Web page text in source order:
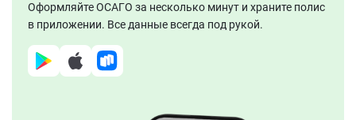
Оформляйте ОСАГО за несколько минут и храните полис
в приложении. Все данные всегда под рукой.